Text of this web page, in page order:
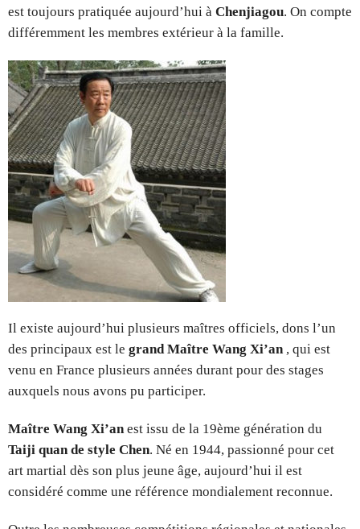
est toujours pratiquée aujourd’hui à Chenjiagou. On compte
différemment les membres extérieur à la famille.
Il existe aujourd’hui plusieurs maîtres officiels, dons l’un
des principaux est le grand Maître Wang Xi’an, qui est
venu en France plusieurs années durant pour des stages
auxquels nous avons pu participer.
Maître Wang Xi’anest issu de la 19ème génération du
Taiji quan de style Chen. Né en 1944, passionné pour cet
art martial dès son plus jeune âge, aujourd’hui il est
considéré comme une référence mondialement reconnue.